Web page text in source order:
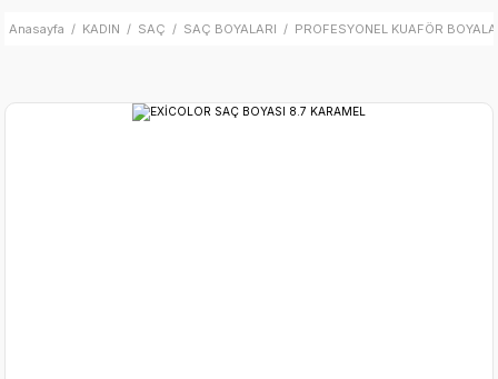
Anasayfa KADIN SAÇ SAÇ BOYALARI PROFESYONEL KUAFÖR